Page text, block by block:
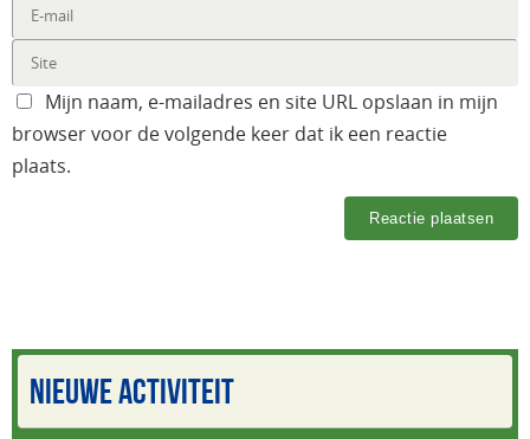
Mijn naam, e-mailadres en site URL opslaan in mijn
browser voor de volgende keer dat ik een reactie
plaats.
NIEUWE ACTIVITEIT